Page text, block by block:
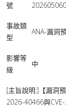
號
事故類
型
ANA-漏洞
影響等
級
中
[主旨說明:]【漏洞
2026-40466與